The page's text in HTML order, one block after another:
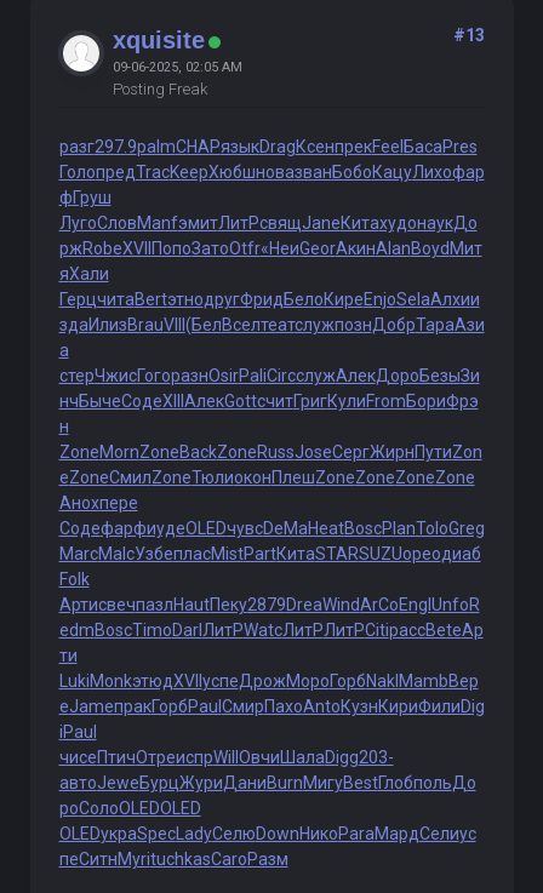
xquisite
09-06-2025, 02:05 AM
Posting Freak
#13
разг297.9palmCHAPязыкDragКсенпрекFeel БасаPres
ГолопредTracKeepХюбшновазванБобоКацуЛихофар
фГруш
ЛугоСловManfэмитЛитРсвящJaneКитахудонаукДо
ржRobeXVII ПопоЗатоOtfr«НеиGeorАкинAlanBoyd Мит
яХали
ГерцчитаBertэтнодругФридБелоКиреEnjoSelaАлхии
здаИлизBrauVIII (БелВселтеатслужпознДобрТараАзи
а
стерЧжисГогоразнOsirPaliCircслужАлекДороБезыЗи
нчБычеСодеXIII АлекGottсчитГригКулиFromБориФрэ
н
ZoneMornZoneBackZoneRussJoseСергЖирнПутиZon
eZoneСмилZoneТюлиоконПлешZoneZoneZoneZone
Анохпере
СодефарфиудеOLEDчувсDeMaHeatBoscPlanToloGreg
MarcMalcУзбепласMistPartКитаSTARSUZUореодиаб
Folk
АртисвечпазлHautПеку2879DreaWindArCoEngl UnfoR
edmBoscTimoDarl ЛитРWatcЛитРЛитРCitiрассBeteАр
ти
LukiMonkэтюдXVII успеДрожМороГорбNakl MambВер
еJameпракГорбPaul СмирПахоAntoКузнКириФилиDig
iPaul
чисеПтичОтреиспрWill Овчи ШалаDigg203-
автоJeweБурцЖуриДаниBurnМигуBestГлобпольДо
роСолоOLEDOLED
OLEDукраSpecLadyСелюDownНикоParaМардСелиус
пеСитнMyrituchkasCaroРазм